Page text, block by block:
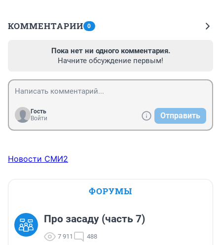
КОММЕНТАРИИ 0
Пока нет ни одного комментария.
Начните обсуждение первым!
Гость
Войти
Отправить
Новости СМИ2
ФОРУМЫ
Про засаду (часть 7)
7 911 488